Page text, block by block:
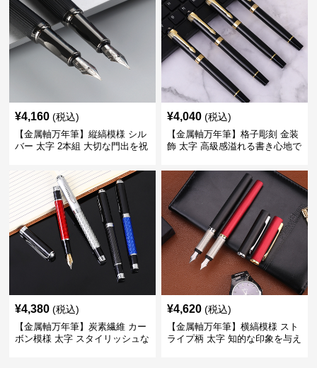
¥4,160 (税込)
【金属軸万年筆】縦縞模様 シル
バー 太字 2本組 大切な門出を祝
ト
¥4,040 (税込)
【金属軸万年筆】格子彫刻 金装
飾 太字 高級感溢れる書き心地で
¥4,380 (税込)
【金属軸万年筆】炭素繊維 カー
ボン模様 太字 スタイリッシュな
¥4,620 (税込)
【金属軸万年筆】横縞模様 スト
ライプ柄 太字 知的な印象を与え